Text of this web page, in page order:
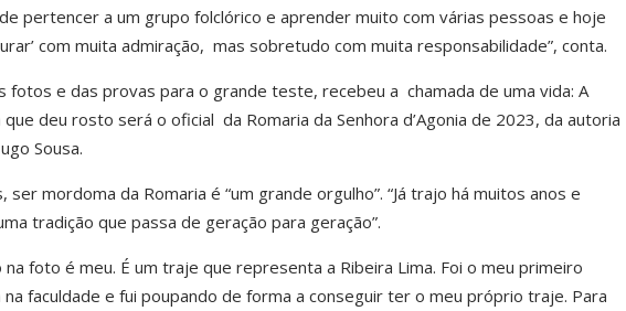
pertencer a um grupo folclórico e aprender muito com várias pessoas e hoje
com muita admiração, mas sobretudo com muita responsabilidade”, conta.
fotos e das provas para o grande teste, recebeu a chamada de uma vida: A
deu rosto será o oficial da Romaria da Senhora d’Agonia de 2023, da autoria
Sousa.
ser mordoma da Romaria é “um grande orgulho”. “Já trajo há muitos anos e
tradição que passa de geração para geração”.
foto é meu. É um traje que representa a Ribeira Lima. Foi o meu primeiro
faculdade e fui poupando de forma a conseguir ter o meu próprio traje. Para